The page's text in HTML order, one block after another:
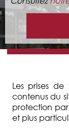
Les prises
contenus du
protection
et plus